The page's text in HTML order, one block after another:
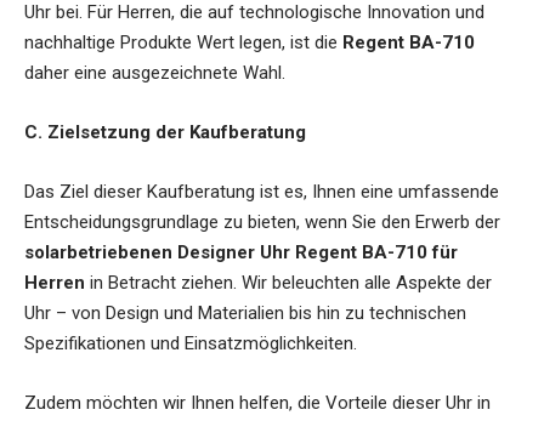
Uhr bei. Für Herren, die auf technologische Innovation und
nachhaltige Produkte Wert legen, ist die Regent BA-710
daher eine ausgezeichnete Wahl.
C. Zielsetzung der Kaufberatung
Das Ziel dieser Kaufberatung ist es, Ihnen eine umfassende
Entscheidungsgrundlage zu bieten, wenn Sie den Erwerb der
solarbetriebenen Designer Uhr Regent BA-710 für
Herren in Betracht ziehen. Wir beleuchten alle Aspekte der
Uhr – von Design und Materialien bis hin zu technischen
Spezifikationen und Einsatzmöglichkeiten.
Zudem möchten wir Ihnen helfen, die Vorteile dieser Uhr in